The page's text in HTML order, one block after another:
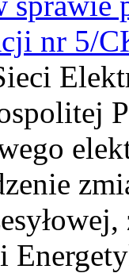
nr 5/